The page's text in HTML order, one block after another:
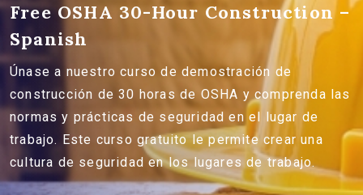
Free OSHA 30-Hour Construction –
Spanish
Únase a nuestro curso de demostración de
construcción de 30 horas de OSHA y comprenda las
normas y prácticas de seguridad en el lugar de
trabajo. Este curso gratuito le permite crear una
cultura de seguridad en los lugares de trabajo.